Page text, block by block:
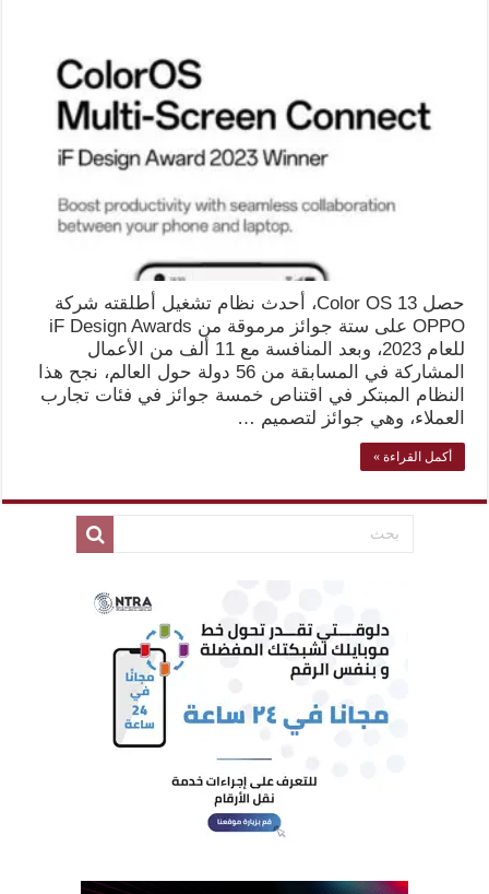
حصل Color OS 13، أحدث نظام تشغيل أطلقته شركة
OPPO على ستة جوائز مرموقة من iF Design Awards
للعام 2023، وبعد المنافسة مع 11 ألف من الأعمال
المشاركة في المسابقة من 56 دولة حول العالم، نجح هذا
النظام المبتكر في اقتناص خمسة جوائز في فئات تجارب
العملاء، وهي جوائز لتصميم …
أكمل القراءة »